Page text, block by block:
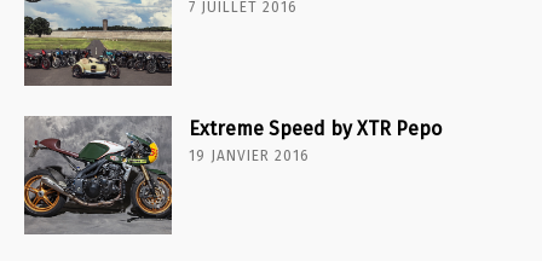
7 JUILLET 2016
Extreme Speed by XTR Pepo
19 JANVIER 2016